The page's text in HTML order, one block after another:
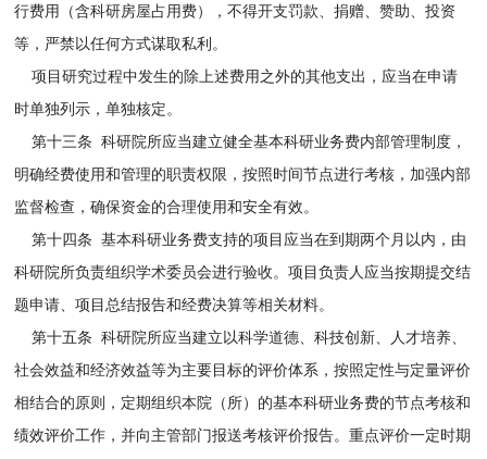
行费用（含科研房屋占用费），不得开支罚款、捐赠、赞助、投资
等，严禁以任何方式谋取私利。
项目研究过程中发生的除上述费用之外的其他支出，应当在申请
时单独列示，单独核定。
第十三条 科研院所应当建立健全基本科研业务费内部管理制度，
明确经费使用和管理的职责权限，按照时间节点进行考核，加强内部
监督检查，确保资金的合理使用和安全有效。
第十四条 基本科研业务费支持的项目应当在到期两个月以内，由
科研院所负责组织学术委员会进行验收。项目负责人应当按期提交结
题申请、项目总结报告和经费决算等相关材料。
第十五条 科研院所应当建立以科学道德、科技创新、人才培养、
社会效益和经济效益等为主要目标的评价体系，按照定性与定量评价
相结合的原则，定期组织本院（所）的基本科研业务费的节点考核和
绩效评价工作，并向主管部门报送考核评价报告。重点评价一定时期